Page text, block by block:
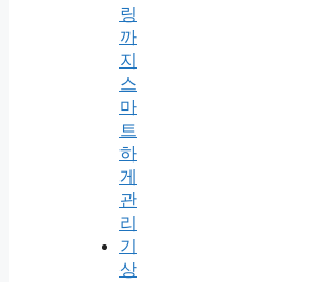
링
까
지
스
마
트
하
게
관
리
기
상